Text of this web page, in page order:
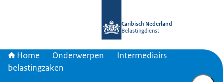
Caribisch Nederland
Belastingdienst
Home Onderwerpen
Intermediairs
belastingzaken